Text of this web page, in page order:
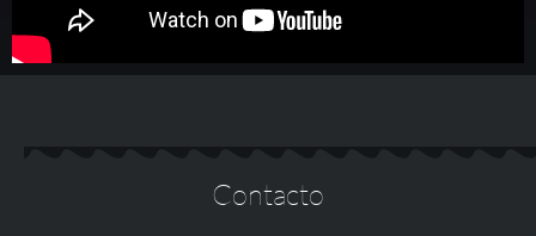
Contacto